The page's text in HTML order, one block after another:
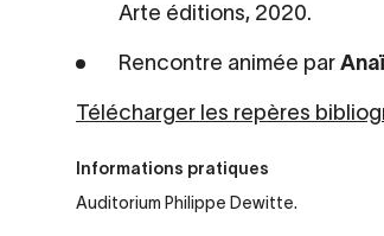
Arte éditions, 2020.
Rencontre animée par
Télécharger les repères
Informations pratiques
Auditorium Philippe Dewitte.